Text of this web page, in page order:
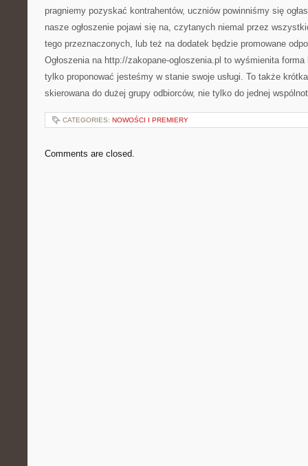
pragniemy pozyskać kontrahentów, uczniów powinniśmy się
nasze ogłoszenie pojawi się na, czytanych niemal przez
tego przeznaczonych, lub też na dodatek będzie promowane
Ogłoszenia na http://zakopane-ogloszenia.pl to wyśmienita
tylko proponować jesteśmy w stanie swoje usługi. To także
skierowana do dużej grupy odbiorców, nie tylko do jednej
CATEGORIES: NOWOŚCI I PREMIERY
Comments are closed.